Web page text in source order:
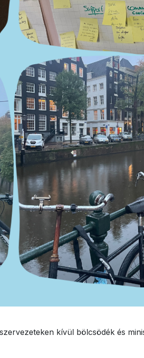
kívül bölcsödék és